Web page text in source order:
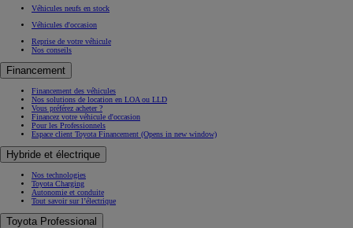
Véhicules neufs en stock
Véhicules d'occasion
Reprise de votre véhicule
Nos conseils
Financement
Financement des véhicules
Nos solutions de location en LOA ou LLD
Vous préférez acheter ?
Financez votre véhicule d'occasion
Pour les Professionnels
Espace client Toyota Financement (Opens in new window)
Hybride et électrique
Nos technologies
Toyota Charging
Autonomie et conduite
Tout savoir sur l’électrique
Toyota Professional